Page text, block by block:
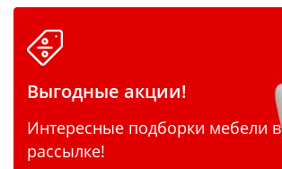
Выгодные акции!
Интересные подборки мебели в
рассылке!